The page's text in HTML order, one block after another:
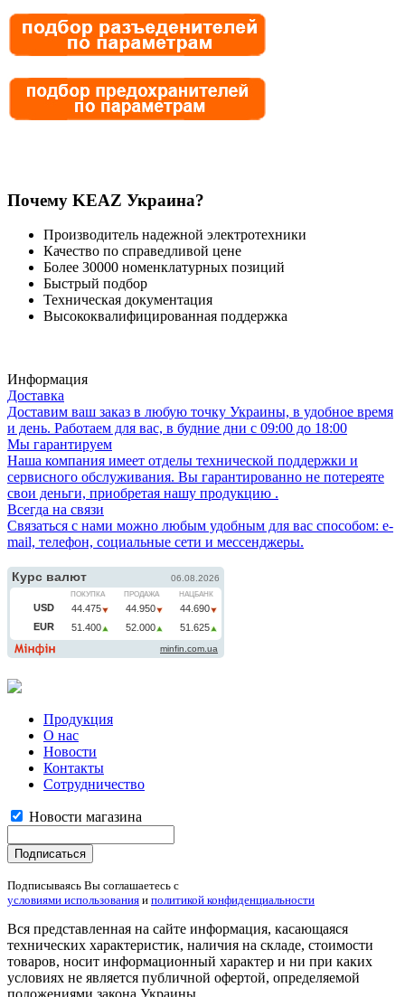
Почему KEAZ Украина?
Производитель надежной электротехники
Качество по справедливой цене
Более 30000 номенклатурных позиций
Быстрый подбор
Техническая документация
Высококвалифицированная поддержка
Информация
Доставка
Доставим ваш заказ в любую точку Украины, в удобное время
и день. Работаем для вас, в будние дни с 09:00 до 18:00
Мы гарантируем
Наша компания имеет отделы технической поддержки и
сервисного обслуживания. Вы гарантированно не потереяте
свои деньги, приобретая нашу продукцию .
Всегда на связи
Связаться с нами можно любым удобным для вас способом: e-
mail, телефон, социальные сети и мессенджеры.
Продукция
О нас
Новости
Контакты
Сотрудничество
Новости магазина
Подписываясь Вы соглашаетесь с
условиями использования и политикой конфиденциальности
Вся представленная на сайте информация, касающаяся
технических характеристик, наличия на складе, стоимости
товаров, носит информационный характер и ни при каких
условиях не является публичной офертой, определяемой